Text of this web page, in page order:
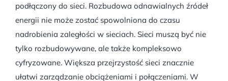
podłączony do sieci. Rozbudowa odnawialnych źródeł
energii nie może zostać spowolniona do czasu
nadrobienia zaległości w sieciach. Sieci muszą być nie
tylko rozbudowywane, ale także kompleksowo
cyfryzowane. Większa przejrzystość sieci znacznie
ułatwi zarządzanie obciążeniami i połączeniami. W